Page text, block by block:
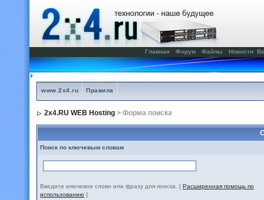
Главная Форум Файлы Новости
www.2x4.ru Правила
2x4.RU WEB Hosting > Форма поиска
Поиск по ключевым словам
Введите ключевое слово или фразу для поиска. [ Расширенная помощь по
использованию ]